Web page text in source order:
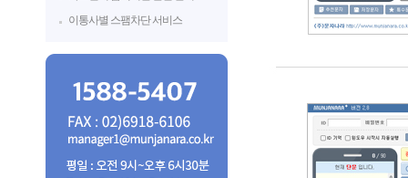
이통사별 스팸차단 서비스